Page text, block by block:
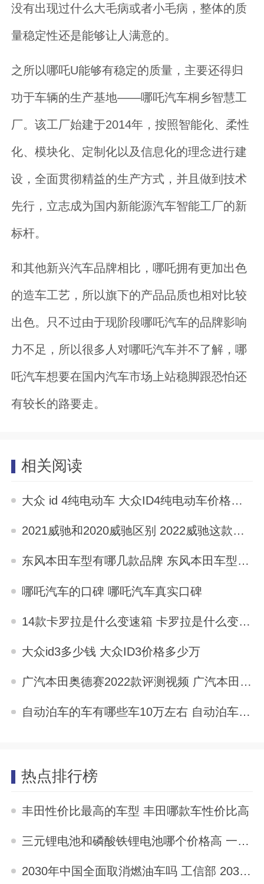
没有出现过什么大毛病或者小毛病，整体的质
量稳定性还是能够让人满意的。
之所以哪吒U能够有稳定的质量，主要还得归
功于车辆的生产基地——哪吒汽车桐乡智慧工
厂。该工厂始建于2014年，按照智能化、柔性
化、模块化、定制化以及信息化的理念进行建
设，全面贯彻精益的生产方式，并且做到技术
先行，立志成为国内新能源汽车智能工厂的新
标杆。
和其他新兴汽车品牌相比，哪吒拥有更加出色
的造车工艺，所以旗下的产品品质也相对比较
出色。只不过由于现阶段哪吒汽车的品牌影响
力不足，所以很多人对哪吒汽车并不了解，哪
吒汽车想要在国内汽车市场上站稳脚跟恐怕还
有较长的路要走。
相关阅读
大众 id 4纯电动车 大众ID4纯电动车价格落地价
2025-10-03
2021威驰和2020威驰区别 2022威驰这款车子怎么样
2025-10-03
东风本田车型有哪几款品牌 东风本田车型有哪几款
2025-10-03
哪吒汽车的口碑 哪吒汽车真实口碑
2025-10-03
14款卡罗拉是什么变速箱 卡罗拉是什么变速箱
2025-10-03
大众id3多少钱 大众ID3价格多少万
2025-10-02
广汽本田奥德赛2022款评测视频 广汽本田奥德赛2022款评测
2025-10-02
自动泊车的车有哪些车10万左右 自动泊车的车有哪些车
热点排行榜
丰田性价比最高的车型 丰田哪款车性价比高
2023-04-15
三元锂电池和磷酸铁锂电池哪个价格高 一样价格选三元还是磷酸铁锂
2023-04-09
2030年中国全面取消燃油车吗 工信部 2030年中国全面取消燃油车吗